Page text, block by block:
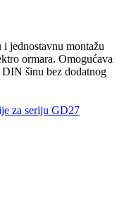
jednostavnu montažu
ormara. Omogućava
šinu bez dodatnog
za seriju GD27